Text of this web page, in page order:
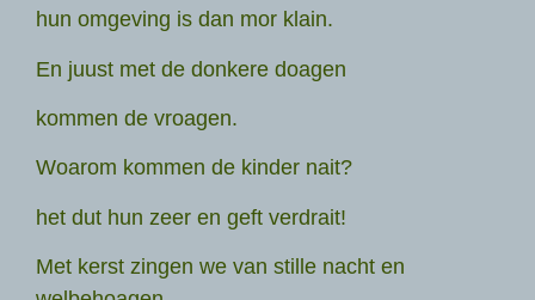
hun omgeving is dan mor klain.
En juust met de donkere doagen
kommen de vroagen.
Woarom kommen de kinder nait?
het dut hun zeer en geft verdrait!
Met kerst zingen we van stille nacht en